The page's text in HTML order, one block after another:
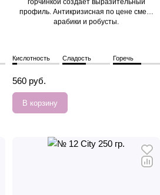
горчинкой создаёт выразительный
профиль. Антикризисная по цене смесь
арабики и робусты.
Кислотность Сладость Горечь
560 руб.
В корзину